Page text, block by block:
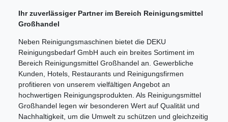
Ihr zuverlässiger Partner im Bereich Reinigungsmittel
Großhandel
Neben Reinigungsmaschinen bietet die DEKU
Reinigungsbedarf GmbH auch ein breites Sortiment im
Bereich Reinigungsmittel Großhandel an. Gewerbliche
Kunden, Hotels, Restaurants und Reinigungsfirmen
profitieren von unserem vielfältigen Angebot an
hochwertigen Reinigungsprodukten. Als Reinigungsmittel
Großhandel legen wir besonderen Wert auf Qualität und
Nachhaltigkeit, um die Umwelt zu schützen und gleichzeitig